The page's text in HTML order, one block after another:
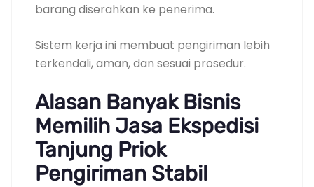
barang diserahkan ke penerima.
Sistem kerja ini membuat pengiriman lebih
terkendali, aman, dan sesuai prosedur.
Alasan Banyak Bisnis
Memilih Jasa Ekspedisi
Tanjung Priok
Pengiriman Stabil